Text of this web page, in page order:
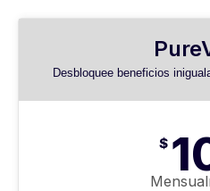
Desbloquee beneficios
$